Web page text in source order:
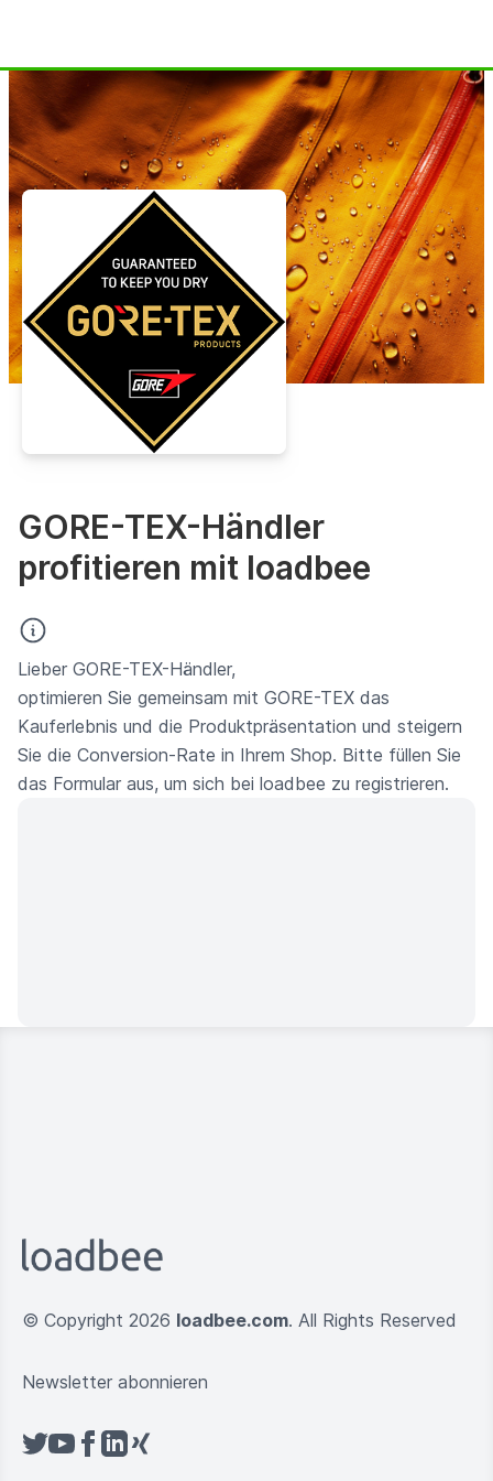
GORE-TEX-Händler
profitieren mit loadbee
Lieber GORE-TEX-Händler,
optimieren Sie gemeinsam mit GORE-TEX das
Kauferlebnis und die Produktpräsentation und steigern
Sie die Conversion-Rate in Ihrem Shop. Bitte füllen Sie
das Formular aus, um sich bei loadbee zu registrieren.
Newsletter abonnieren
© Copyright 2026 loadbee.com. All Rights Reserved